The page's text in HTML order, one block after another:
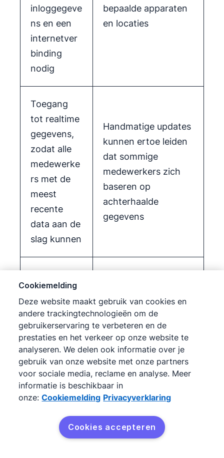
inloggegeve
ns en een
internetver
binding
nodig
bepaalde apparaten
en locaties
Toegang
tot realtime
gegevens,
zodat alle
medewerke
rs met de
meest
recente
data aan de
slag kunnen
Handmatige updates
kunnen ertoe leiden
dat sommige
medewerkers zich
baseren op
achterhaalde
gegevens
eenvoudige
installatie:
de software
en alle
functies zijn
al online en
meteen
klaar voor
Om een complexe
structuur lokaal te
installeren, is tijd en
expertise nodig
Cookiemelding
Deze website maakt gebruik van cookies en
andere trackingtechnologieën om de
gebruikerservaring te verbeteren en de
prestaties en het verkeer op onze website te
analyseren. We delen ook informatie over je
gebruik van onze website met onze partners
voor sociale media, reclame en analyse. Meer
informatie is beschikbaar in
onze: Cookiemelding Privacyverklaring
Cookies accepteren